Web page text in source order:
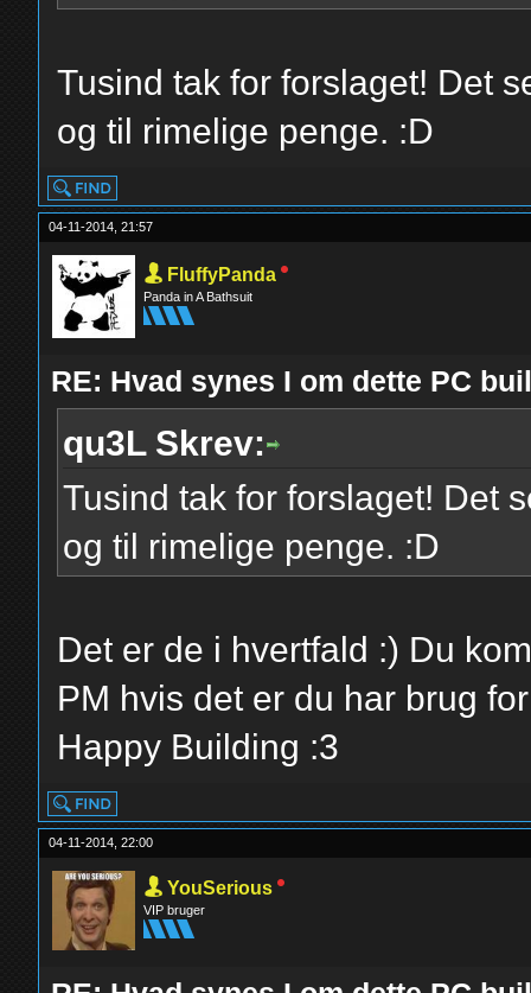
Tusind tak for forslaget! Det
og til rimelige penge. :D
04-11-2014, 21:57
FluffyPanda
Panda in A Bathsuit
RE: Hvad synes I om dette PC
qu3L Skrev:
Tusind tak for forslaget! Det
og til rimelige penge. :D
Det er de i hvertfald :) Du
PM hvis det er du har brug
Happy Building :3
04-11-2014, 22:00
YouSerious
VIP bruger